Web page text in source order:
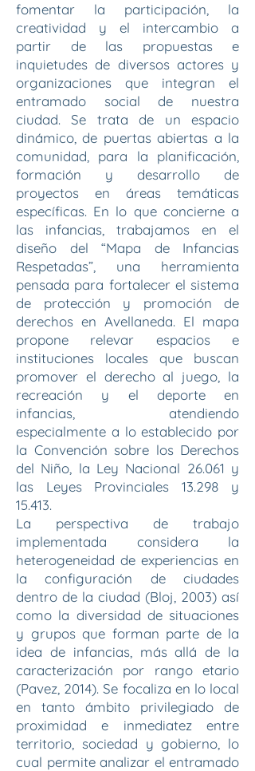
fomentar la participación, la
creatividad y el intercambio a
partir de las propuestas e
inquietudes de diversos actores y
organizaciones que integran el
entramado social de nuestra
ciudad. Se trata de un espacio
dinámico, de puertas abiertas a la
comunidad, para la planificación,
formación y desarrollo de
proyectos en áreas temáticas
específicas. En lo que concierne a
las infancias, trabajamos en el
diseño del “Mapa de Infancias
Respetadas”, una herramienta
pensada para fortalecer el sistema
de protección y promoción de
derechos en Avellaneda. El mapa
propone relevar espacios e
instituciones locales que buscan
promover el derecho al juego, la
recreación y el deporte en
infancias, atendiendo
especialmente a lo establecido por
la Convención sobre los Derechos
del Niño, la Ley Nacional 26.061 y
las Leyes Provinciales 13.298 y
15.413.
La perspectiva de trabajo
implementada considera la
heterogeneidad de experiencias en
la configuración de ciudades
dentro de la ciudad (Bloj, 2003) así
como la diversidad de situaciones
y grupos que forman parte de la
idea de infancias, más allá de la
caracterización por rango etario
(Pavez, 2014). Se focaliza en lo local
en tanto ámbito privilegiado de
proximidad e inmediatez entre
territorio, sociedad y gobierno, lo
cual permite analizar el entramado